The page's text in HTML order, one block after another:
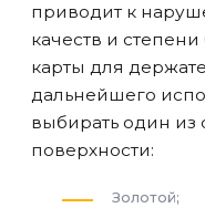
приводит к
качеств и
карты для
дальнейшего
выбирать один
поверхности:
Золотой;